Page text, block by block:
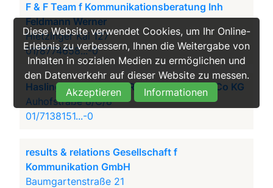
Diese Website verwendet Cookies, um Ihr Online-
Erlebnis zu verbessern, Ihnen die Weitergabe von
Inhalten in sozialen Medien zu ermöglichen und
den Datenverkehr auf dieser Website zu messen.
Akzeptieren
Informationen
F & F Team f Kommunikationsberatung Inh
Feldmann Werner
Hietzinger Kai 127
01/8774658...-0
Haslinger Keck Public Relations GmbH & Co KG
Auhofstraße 8/C/8
01/7138151...-0
results & relations Gesellschaft f
Kommunikation GmbH
Baumgartenstraße 21